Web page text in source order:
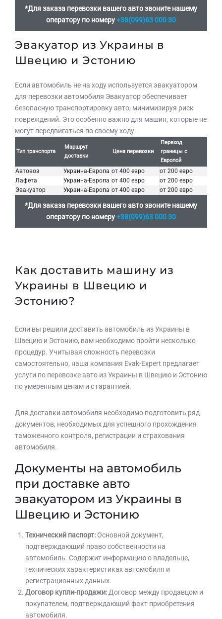
*Для заказа перевозки вашего авто звоните нашему
оператору по номеру+38(099)63 000 30
Эвакуатор из Украины в
Швецию и Эстонию
Если автомобиль не на ходу используется эвакуатором
для перевозки автомобиля Эвакуатор обеспечивает
безопасную транспортировку авто, минимизируя риск
повреждений. Это особенно важно для машин, которые не
могут передвигаться по своему ходу.
Тип транспорта
Маршрут
доставки
Цена перевозки
Переход
границы с
Европой
Автовоз Украина-Европа от 400 евро
от 200 евро
Лафета
Украина-Европа от 400 евро
от 200 евро
Эвакуатор
Украина-Европа от 400 евро от 200 евро
*Для заказа перевозки вашего авто звоните нашему
оператору по номеру+38(099)63 000 30
Как доставить машину из
Украины в Швецию и
Эстонию?
Если вы решили доставить автомобиль из Украины в
Швецию и Эстонию, вам необходимо пройти несколько
процедур. Учитывая сложность перевозки
самостоятельно, наша компания Evak-Expert предлагает
услуги по перевозке авто из Украины в Швецию и Эстонию
по умеренным ценам и с гарантией.
Для доставки автомобиля необходимо подготовить ряд
документов, необходимых для успешного прохождения
таможенного контроля, регистрации и страхования
автомобиля.
Документы на автомобиль
при доставке авто
эвакуатором из Украины в
Швецию и Эстонию
Технический паспорт: Основной документ,
подтверждающий право собственности на
автомобиль. Содержит информацию о владельце,
технических характеристиках автомобиля и
регистрационных данных.
Договор купли-продажи: Договор между продавцом и
покупателем, подтверждающий факт приобретения
автомобиля.